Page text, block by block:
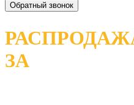
Обратный звонок
ЗА